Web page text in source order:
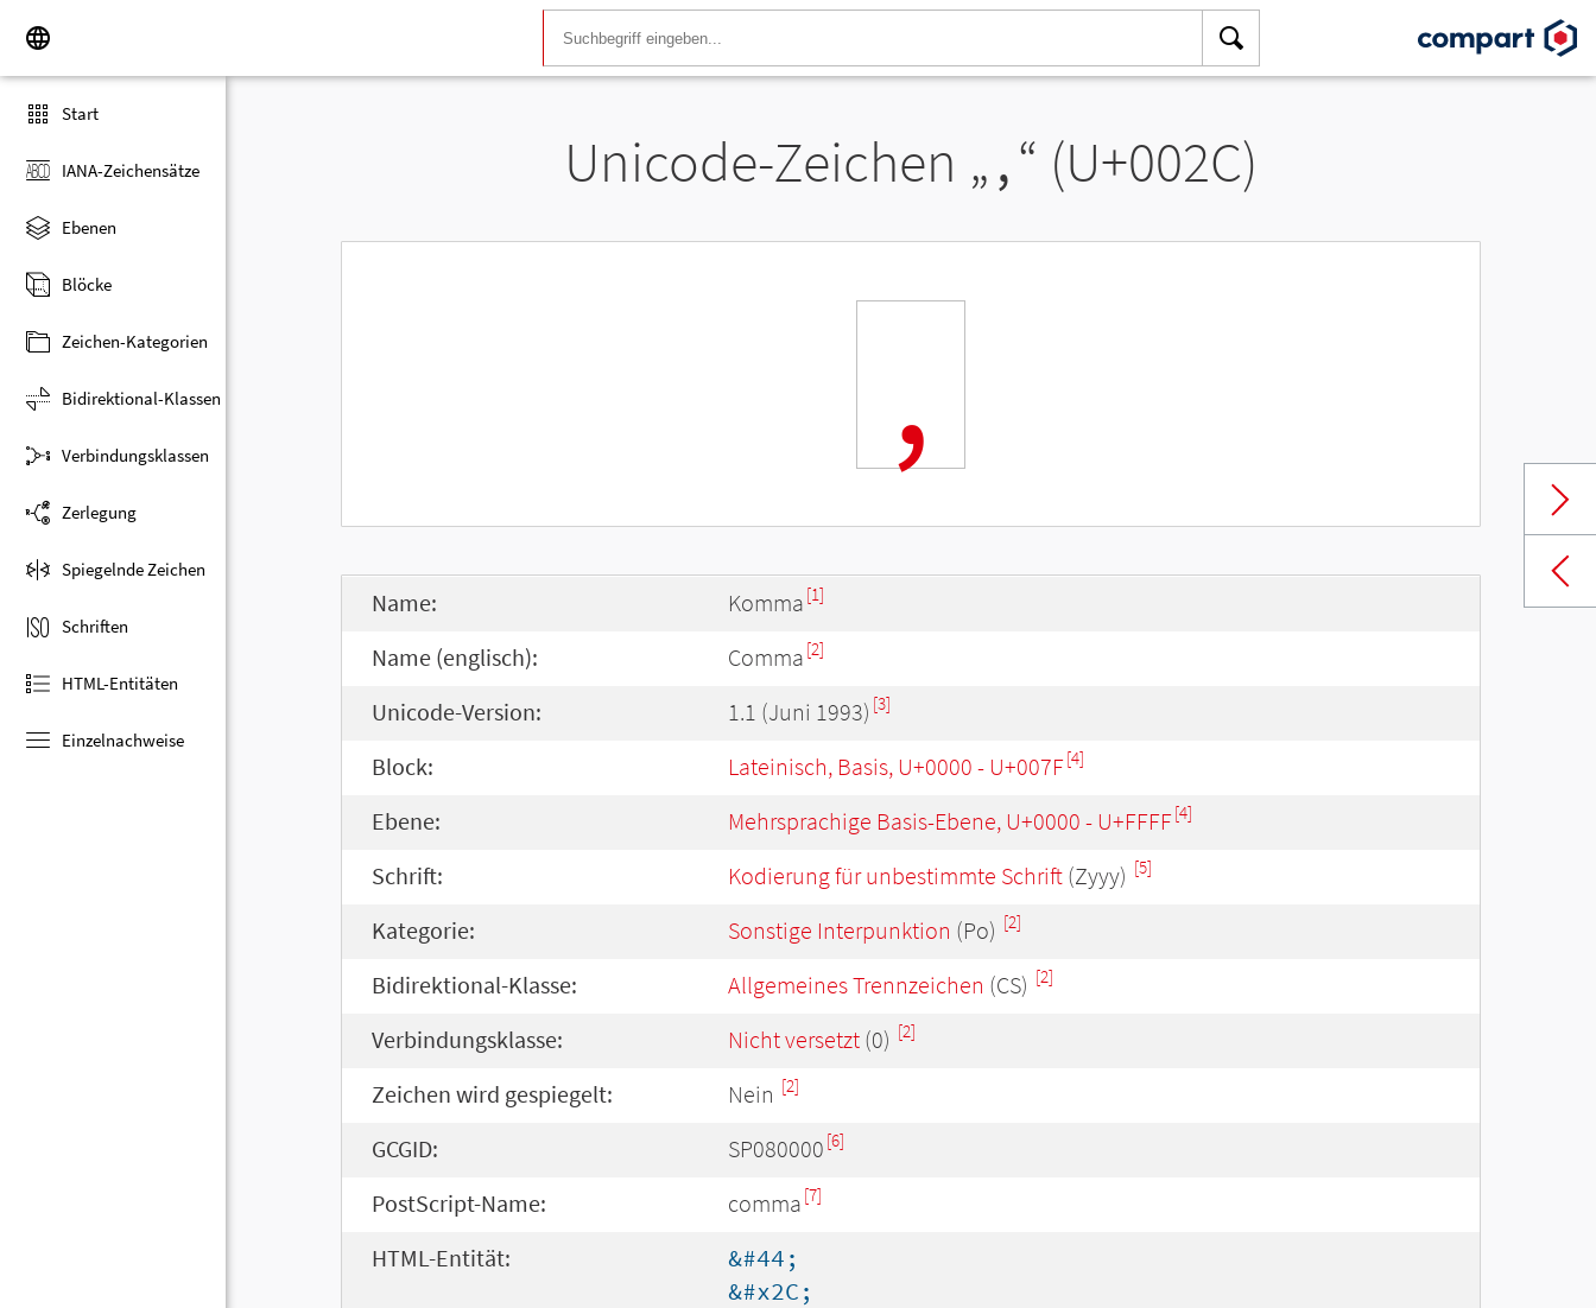
Start
IANA-Zeichensätze
Ebenen
Blöcke
Zeichen-Kategorien
Bidirektional-Klassen
Verbindungsklassen
Zerlegung
Spiegelnde Zeichen
Schriften
HTML-Entitäten
Einzelnachweise
Unicode-Zeichen „,“ (U+002C)
,
Name: Komma [1]
Name (englisch): Comma [2]
Unicode-Version: 1.1 (Juni 1993) [3]
Block: Lateinisch, Basis, U+0000 - U+007F[4]
Ebene: Mehrsprachige Basis-Ebene, U+0000 - U+FFFF[4]
Schrift: Kodierung für unbestimmte Schrift (Zyyy) [5]
Kategorie: Sonstige Interpunktion (Po) [2]
Bidirektional-Klasse: Allgemeines Trennzeichen (CS) [2]
Verbindungsklasse: Nicht versetzt (0) [2]
Zeichen wird gespiegelt: Nein [2]
GCGID: SP080000 [6]
PostScript-Name: comma [7]
HTML-Entität:
&#44;
&#x2C;